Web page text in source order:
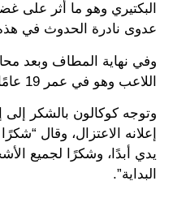
البكتيري وهو ما أثر
عدوى نادرة الحدوث في
وفي نهاية المطاف وبعد
اللاعب وهو في عمر 19 عامًا اعتزال كرة القدم.
وتوجه كوكالون بالشكر إلى
إعلانه الاعتزال، وقال
يدي أبدًا، وشكرًا لجميع
البداية”.